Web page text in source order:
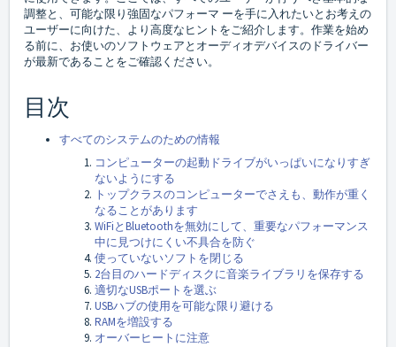
調整と、可能な限り強固なパフォーマ ーを手に入れたいとお考えの
ユーザーに向けた、より高度なヒントをご紹介します。作業を始め
る前に、お使いのソフトウェアとオーディオデバイスのドライバー
が最新であることをご確認ください。
目次
すべてのシステムのための情報
コンピューターの起動ドライブがいっぱいになりすぎ
ないようにする
トップクラスのコンピューターでさえも、動作が重く
なることがあります
WiFiとBluetoothを無効にして、重要なパフォーマンス
中に見つけにくい不具合を防ぐ
使っていないソフトを閉じる
2台目のハードディスクに音楽ライブラリを保存する
適切なUSBポートを選ぶ
USBハブの使用を可能な限り避ける
RAMを増設する
オーバーヒートに注意